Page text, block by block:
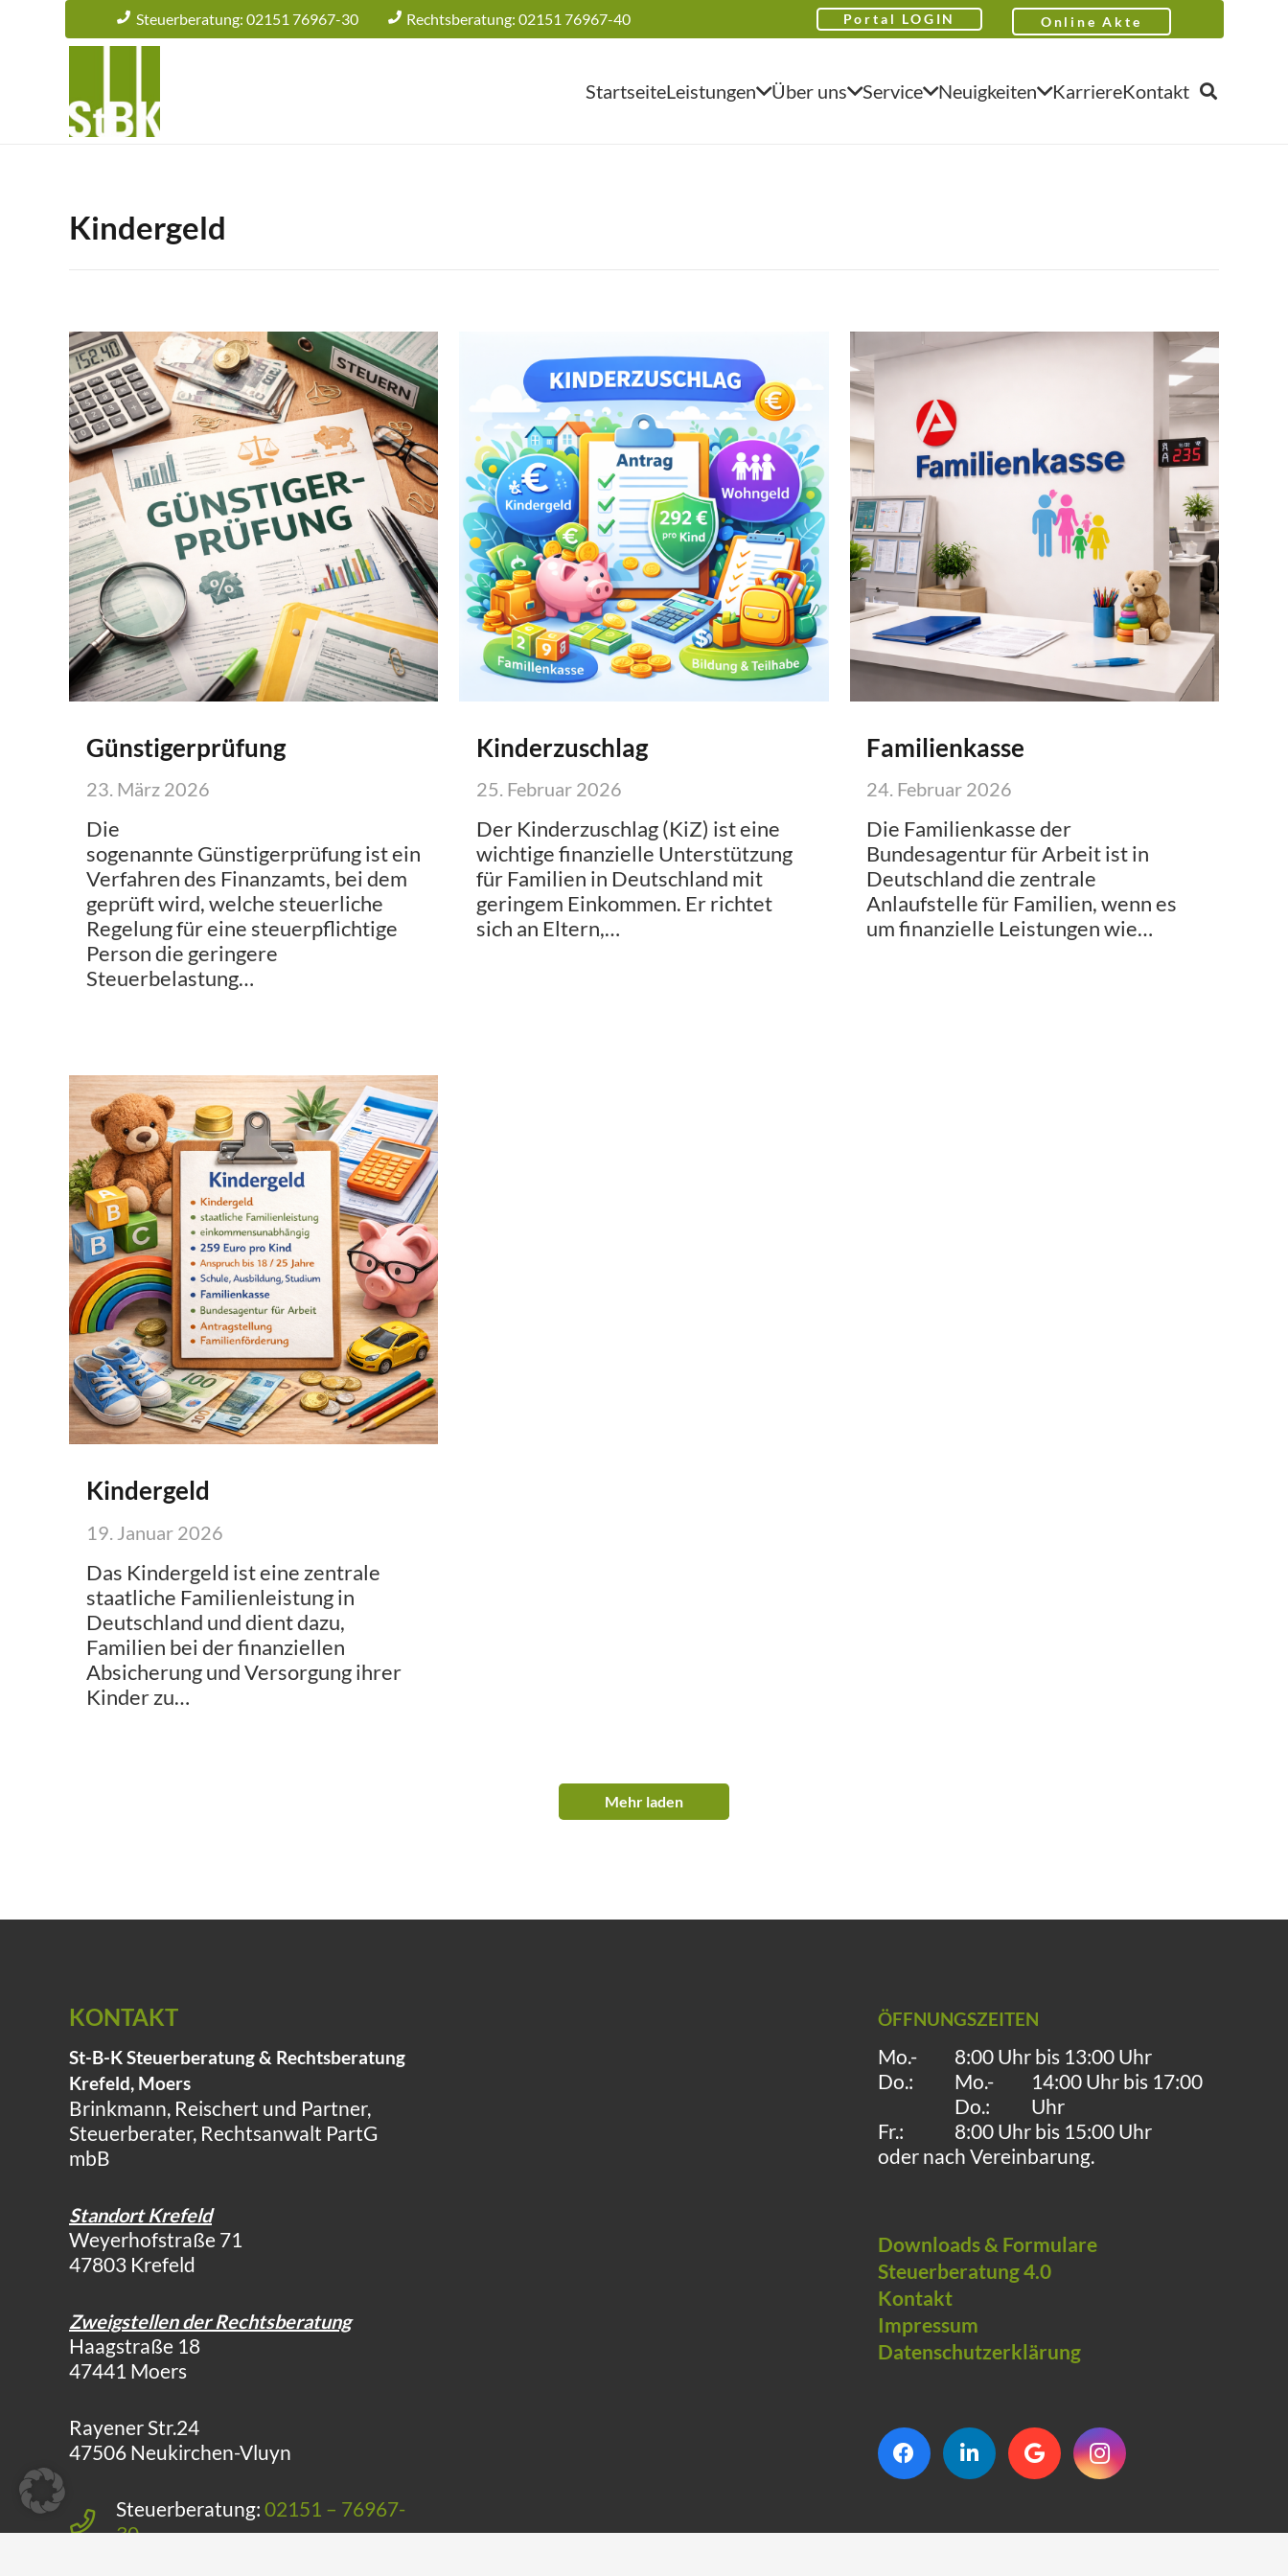
Steuerberatung: 02151 76967-30 Rechtsberatung: 02151 76967-40 Portal LOGIN Online Akte
StartseiteLeistungen Über uns Service Neuigkeiten KarriereKontakt
Kindergeld
Günstigerprüfung
23. März 2026
Die
sogenannte Günstigerprüfung ist ein
Verfahren des Finanzamts, bei dem
geprüft wird, welche steuerliche
Regelung für eine steuerpflichtige
Person die geringere
Steuerbelastung…
Kinderzuschlag
25. Februar 2026
Der Kinderzuschlag (KiZ) ist eine
wichtige finanzielle Unterstützung
für Familien in Deutschland mit
geringem Einkommen. Er richtet
sich an Eltern,…
Familienkasse
24. Februar 2026
Die Familienkasse der
Bundesagentur für Arbeit ist in
Deutschland die zentrale
Anlaufstelle für Familien, wenn es
um finanzielle Leistungen wie…
Kindergeld
19. Januar 2026
Das Kindergeld ist eine zentrale
staatliche Familienleistung in
Deutschland und dient dazu,
Familien bei der finanziellen
Absicherung und Versorgung ihrer
Kinder zu…
Mehr laden
KONTAKT
St-B-K Steuerberatung & Rechtsberatung
Krefeld, Moers
Brinkmann, Reischert und Partner,
Steuerberater, Rechtsanwalt PartG
mbB
Standort Krefeld
Weyerhofstraße 71
47803 Krefeld
Zweigstellen der Rechtsberatung
Haagstraße 18
47441 Moers
Rayener Str.24
47506 Neukirchen-Vluyn
Steuerberatung:02151 – 76967-
30
ÖFFNUNGSZEITEN
Mo.-
Do.:
8:00 Uhr bis 13:00 Uhr
Mo.-
Do.:
14:00 Uhr bis 17:00
Uhr
Fr.:
8:00 Uhr bis 15:00 Uhr
oder nach Vereinbarung.
Downloads & Formulare
Steuerberatung 4.0
Kontakt
Impressum
Datenschutzerklärung